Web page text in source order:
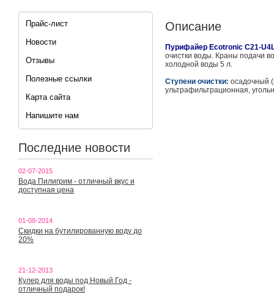
Прайс-лист
Новости
Отзывы
Полезные ссылки
Карта сайта
Напишите нам
Последние новости
02-07-2015
Вода Пилигрим - отличный вкус и
доступная цена
01-08-2014
Скидки на бутилированную воду до
20%
21-12-2013
Кулер для воды под Новый Год -
отличный подарок!
Описание
Пурифайер Ecotronic C21-
очистки воды. Краны подачи
холодной воды 5 л.
Ступени очистки: осадочный
ультрафильтрационная,